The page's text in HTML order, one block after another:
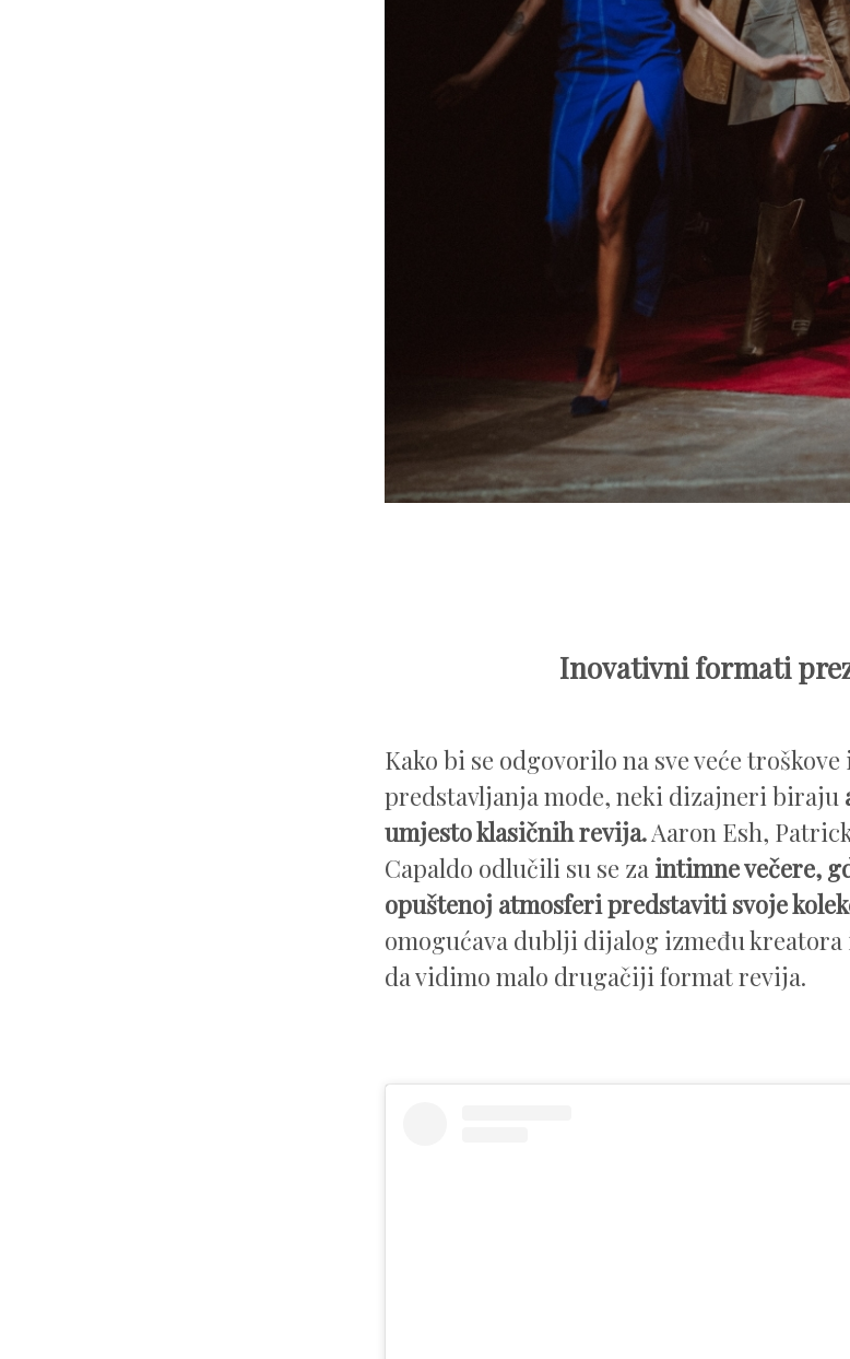
Inovativni formati
Kako bi se odgovorilo na sve veće
predstavljanja mode, neki dizajneri biraju
umjesto klasičnih revija.Aaron Esh,
Capaldo odlučili su se za intimne večere,
opuštenoj atmosferi predstaviti svoje
omogućava dublji dijalog između
da vidimo malo drugačiji format revija.